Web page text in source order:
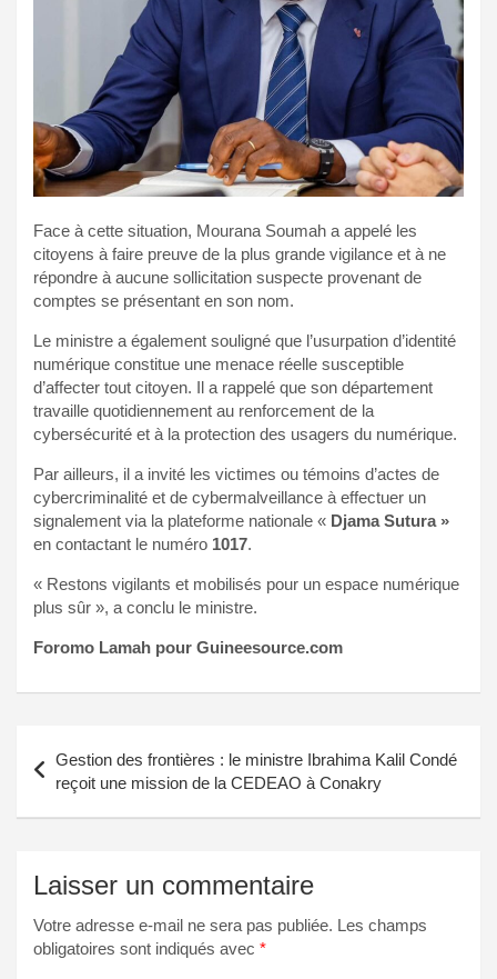
Face à cette situation, Mourana Soumah a appelé les
citoyens à faire preuve de la plus grande vigilance et à ne
répondre à aucune sollicitation suspecte provenant de
comptes se présentant en son nom.
Le ministre a également souligné que l’usurpation d’identité
numérique constitue une menace réelle susceptible
d’affecter tout citoyen. Il a rappelé que son département
travaille quotidiennement au renforcement de la
cybersécurité et à la protection des usagers du numérique.
Par ailleurs, il a invité les victimes ou témoins d’actes de
cybercriminalité et de cybermalveillance à effectuer un
signalement via la plateforme nationale « Djama Sutura »
en contactant le numéro 1017.
« Restons vigilants et mobilisés pour un espace numérique
plus sûr », a conclu le ministre.
Foromo Lamah pour Guineesource.com
de
l’article
Gestion des frontières : le ministre Ibrahima Kalil Condé
reçoit une mission de la CEDEAO à Conakry
Laisser un commentaire
Votre adresse e-mail ne sera pas publiée. Les champs
obligatoires sont indiqués avec *